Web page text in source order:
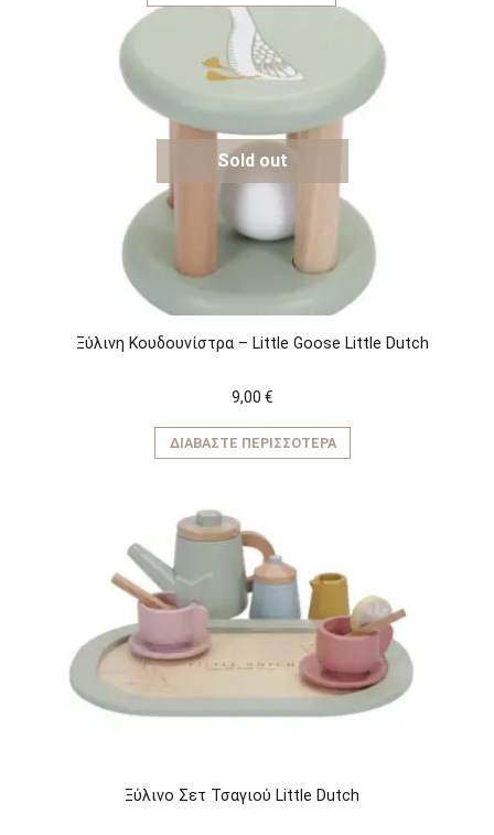
Sold out
Ξύλινη Κουδουνίστρα – Little Goose Little Dutch
9,00 €
ΔΙΑΒΆΣΤΕ ΠΕΡΙΣΣΌΤΕΡΑ
Ξύλινο Σετ Τσαγιού Little Dutch